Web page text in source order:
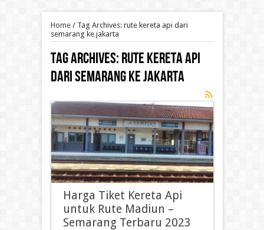
Home/ Tag Archives: rute kereta api dari
semarang ke jakarta
Tag Archives:rute kereta api
dari semarang ke jakarta
Harga Tiket Kereta Api
untuk Rute Madiun –
Semarang Terbaru 2023